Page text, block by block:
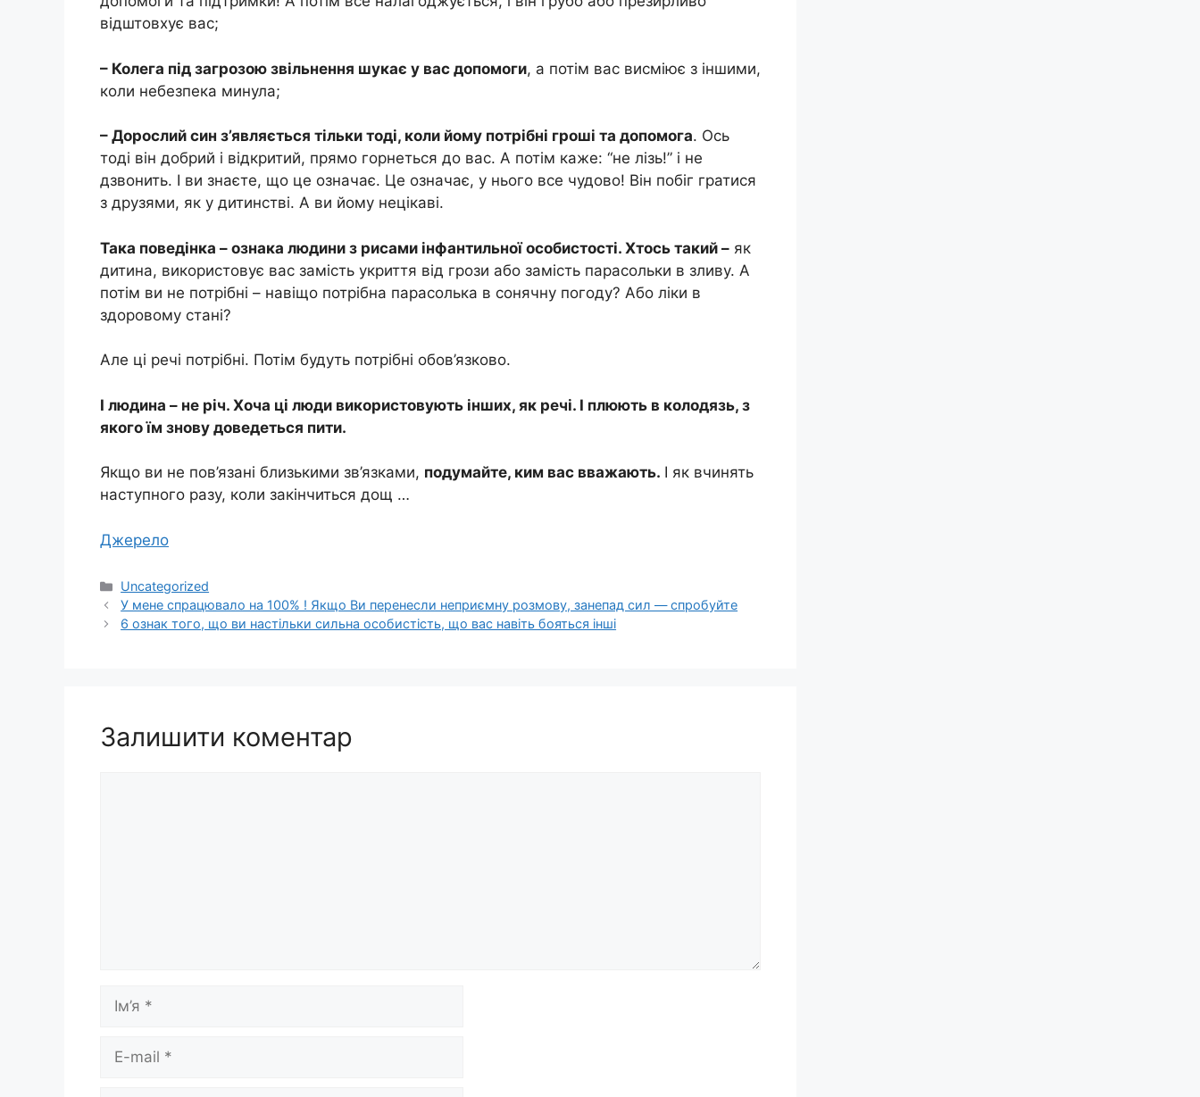
відштовхує вас;
– Колега під загрозою звільнення шукає у вас допомоги, а потім вас висміює з іншими,
коли небезпека минула;
– Дорослий син з’являється тільки тоді, коли йому потрібні гроші та допомога. Ось
тоді він добрий і відкритий, прямо горнеться до вас. А потім каже: “не лізь!” і не
дзвонить. І ви знаєте, що це означає. Це означає, у нього все чудово! Він побіг гратися
з друзями, як у дитинстві. А ви йому нецікаві.
Така поведінка – ознака людини з рисами інфантильної особистості. Хтось такий – як
дитина, використовує вас замість укриття від грози або замість парасольки в зливу. А
потім ви не потрібні – навіщо потрібна парасолька в сонячну погоду? Або ліки в
здоровому стані?
Але ці речі потрібні. Потім будуть потрібні обов’язково.
І людина – не річ. Хоча ці люди використовують інших, як речі. І плюють в колодязь, з
якого їм знову доведеться пити.
Якщо ви не пов’язані близькими зв’язками, подумайте, ким вас вважають. І як вчинять
наступного разу, коли закінчиться дощ …
Джерело
Категорії
Uncategorized
У мене спрацювало на 100% ! Якщо Ви перенесли неприємну розмову, занепад сил — спробуйте
6 ознак того, що ви настільки сильна особистість, що вас навіть бояться інші
Залишити коментар
Ім’я